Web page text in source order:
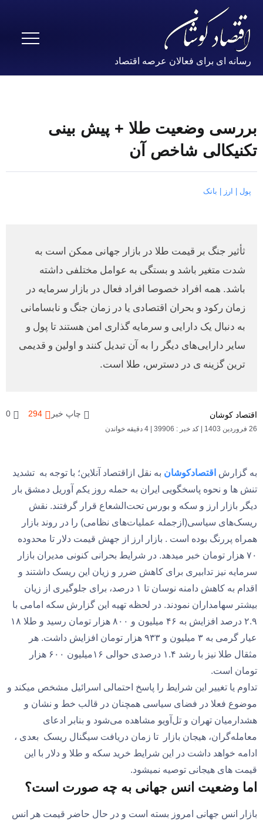
رسانه ای برای فعالان عرصه اقتصاد
بررسی وضعیت طلا + پیش بینی
تکنیکالی شاخص آن
پول | ارز | بانک
ثأثیر جنگ بر قیمت طلا در بازار جهانی ممکن است به
شدت متغیر باشد و بستگی به عوامل مختلفی داشته
باشد. همه افراد خصوصا افراد فعال در بازار سرمایه در
زمان رکود و بحران اقتصادی یا در زمان جنگ و نابسامانی
به دنبال یک دارایی و سرمایه گذاری امن هستند تا پول و
سایر دارایی‌های دیگر را به آن تبدیل کنند و اولین و قدیمی
ترین گزینه‌ ی در دسترس، طلا است.
اقتصاد کوشان
26 فروردین 1403 کد خبر : 39906 4 دقیقه خواندن
چاپ خبر 294
0
به گزارش اقتصادکوشان به نقل ازاقتصاد آنلاین؛ با توجه به تشدید
تنش ها و نحوه پاسخگویی ایران به حمله روز یکم آوریل دمشق بار
دیگر بازار ارز و سکه و بورس تحت‌الشعاع قرار گرفتند. نقش
ریسک‌های سیاسی(ازجمله عملیات‌های نظامی) را در روند بازار
همراه پررنگ بوده است . بازار ارز از جهش قیمت دلار تا محدوده
۷۰ هزار تومان خبر میدهد. در شرایط بحرانی کنونی مدیران بازار
سرمایه نیز تدابیری برای کاهش ضرر و زیان این ریسک داشتند و
اقدام به کاهش دامنه نوسان تا ۱ درصد، برای جلوگیری از زیان
بیشتر سهامداران نمودند. در لحظه تهیه این گزارش سکه امامی با
۲.۹ درصد افزایش به ۴۶ میلیون و ۸۰۰ هزار تومان رسید و طلا ۱۸
عیار گرمی به ۳ میلیون و ۹۳۳ هزار تومان افزایش داشت. هر
مثقال طلا نیز با رشد ۱.۴ درصدی حوالی ۱۶میلیون ۶۰۰ هزار
تومان است.
تداوم یا تغییر این شرایط را پاسخ احتمالی اسرائیل مشخص میکند و
موضوع فعلا در فضای سیاسی همچنان در قالب خط و نشان و
هشدارمیان تهران و تل‌آویو مشاهده می‌شود و بنابر ادعای
معامله‌گران، هیجان بازار تا زمان دریافت سیگنال ریسک بعدی ،
ادامه خواهد داشت در این شرایط خرید سکه و طلا و دلار با این
قیمت های هیجانی توصیه نمیشود.
اما وضعیت انس جهانی به چه صورت است؟
بازار انس جهانی امروز بسته است و در حال حاضر قیمت هر انس